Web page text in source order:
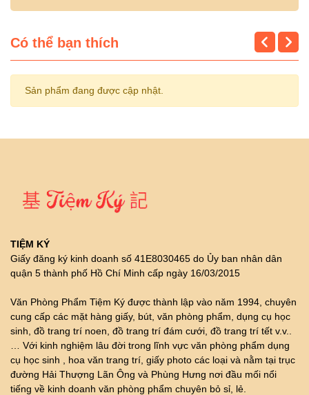
Có thể bạn thích
Sản phẩm đang được cập nhật.
TIỆM KÝ
Giấy đăng ký kinh doanh số 41E8030465 do Ủy ban nhân dân
quận 5 thành phố Hồ Chí Minh cấp ngày 16/03/2015
Văn Phòng Phẩm Tiệm Ký được thành lập vào năm 1994, chuyên
cung cấp các mặt hàng giấy, bút, văn phòng phẩm, dụng cụ học
sinh, đồ trang trí noen, đồ trang trí đám cưới, đồ trang trí tết v.v..
… Với kinh nghiệm lâu đời trong lĩnh vực văn phòng phẩm dụng
cụ học sinh , hoa văn trang trí, giấy photo các loại và nằm tại trục
đường Hải Thượng Lãn Ông và Phùng Hưng nơi đầu mối nổi
tiếng về kinh doanh văn phòng phẩm chuyên bỏ sỉ, lẻ.